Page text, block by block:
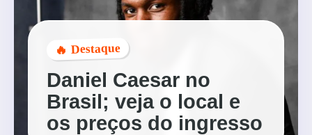
🔥 Destaque
Daniel Caesar no
Brasil; veja o local e
os preços do ingresso